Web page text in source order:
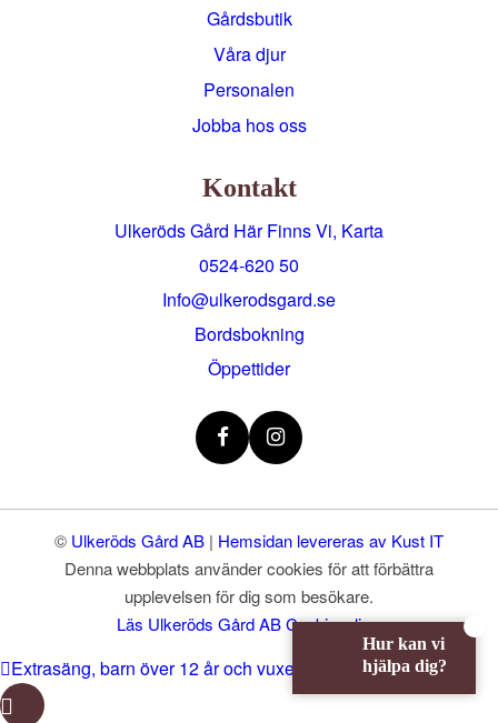
Gårdsbutik
Våra djur
Personalen
Jobba hos oss
Kontakt
Ulkeröds Gård Här Finns Vi, Karta
0524-620 50
info@ulkerodsgard.se
Bordsbokning
Öppettider
© Ulkeröds Gård AB |
Hemsidan levereras av Kust IT
Denna webbplats använder cookies för att förbättra
upplevelsen för dig som besökare.
Läs Ulkeröds Gård AB Cookiepolicy.
Extrasäng, barn över 12 år och vuxen Enkelrumstillägg
Hur kan vi
hjälpa dig?